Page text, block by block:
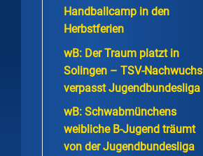
Handballcamp in den
Herbstferien
wB: Der Traum platzt in
Solingen – TSV-Nachwuchs
verpasst Jugendbundesliga
wB: Schwabmünchens
weibliche B-Jugend träumt
von der Jugendbundesliga